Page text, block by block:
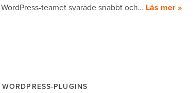
teamet svarade snabbt och… Läs mer »
PLUGINS